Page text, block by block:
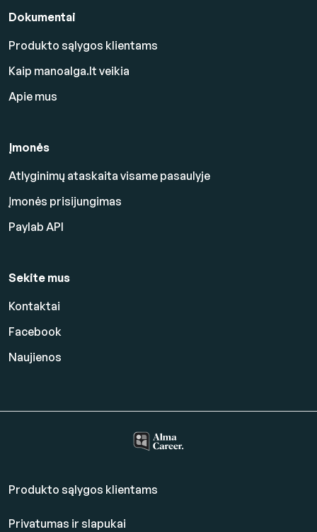
Dokumentai
Produkto sąlygos klientams
Kaip manoalga.lt veikia
Apie mus
Įmonės
Atlyginimų ataskaita visame pasaulyje
Įmonės prisijungimas
Paylab API
Sekite mus
Kontaktai
Facebook
Naujienos
Produkto sąlygos klientams
Privatumas ir slapukai